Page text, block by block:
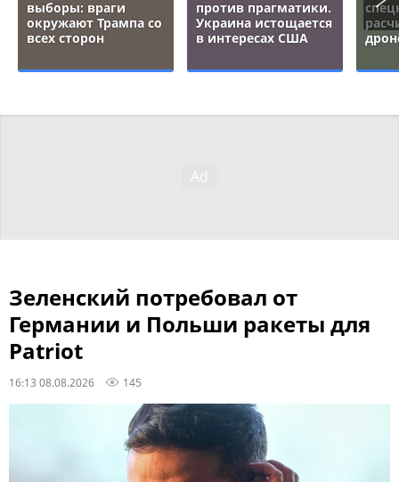
выборы: враги
окружают Трампа со
всех сторон
против прагматики.
Украина истощается
в интересах США
Зеленский потребовал от
Германии и Польши ракеты для
Patriot
16:13 08.08.2026 145